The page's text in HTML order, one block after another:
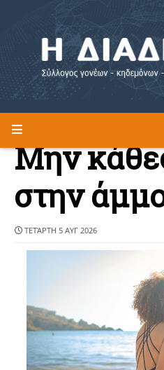
Η ΔΙΑΔΡΟΜΗ
Μην
στην
ΤΕΤΆΡΤΗ 5 ΑΥΓ 2026